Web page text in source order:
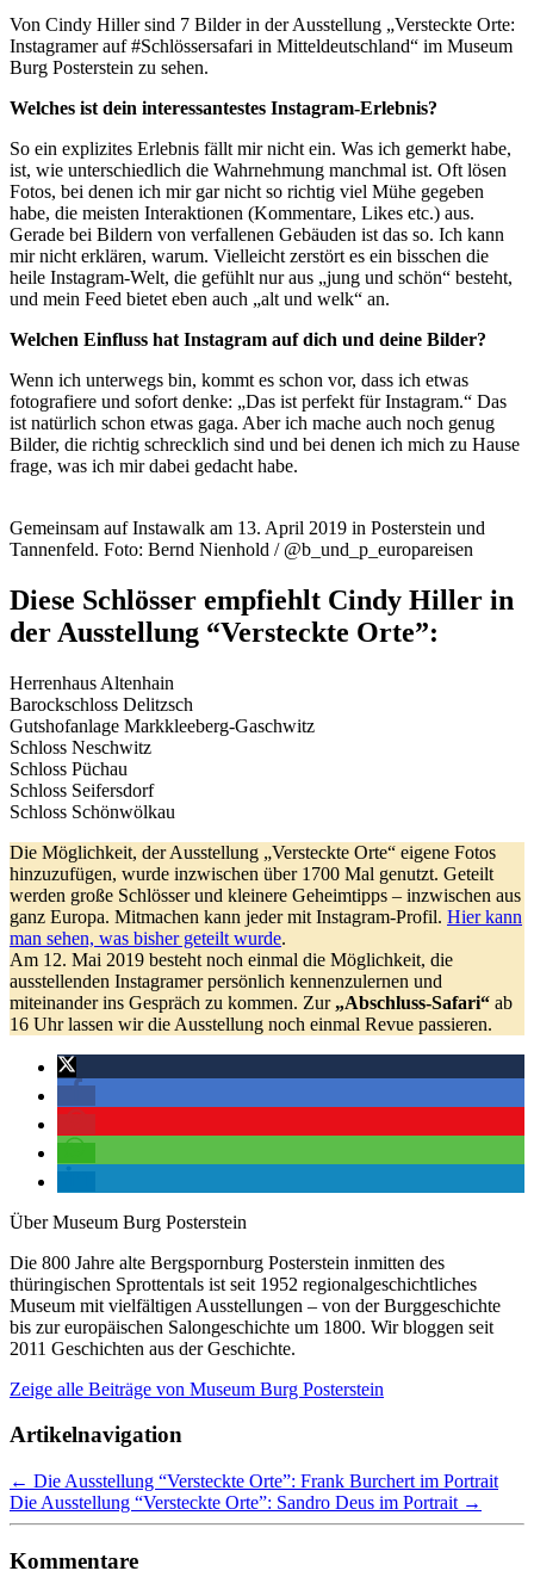
Von Cindy Hiller sind 7 Bilder in der Ausstellung „Versteckte Orte:
Instagramer auf #Schlössersafari in Mitteldeutschland“ im Museum
Burg Posterstein zu sehen.
Welches ist dein interessantestes Instagram-Erlebnis?
So ein explizites Erlebnis fällt mir nicht ein. Was ich gemerkt habe,
ist, wie unterschiedlich die Wahrnehmung manchmal ist. Oft lösen
Fotos, bei denen ich mir gar nicht so richtig viel Mühe gegeben
habe, die meisten Interaktionen (Kommentare, Likes etc.) aus.
Gerade bei Bildern von verfallenen Gebäuden ist das so. Ich kann
mir nicht erklären, warum. Vielleicht zerstört es ein bisschen die
heile Instagram-Welt, die gefühlt nur aus „jung und schön“ besteht,
und mein Feed bietet eben auch „alt und welk“ an.
Welchen Einfluss hat Instagram auf dich und deine Bilder?
Wenn ich unterwegs bin, kommt es schon vor, dass ich etwas
fotografiere und sofort denke: „Das ist perfekt für Instagram.“ Das
ist natürlich schon etwas gaga. Aber ich mache auch noch genug
Bilder, die richtig schrecklich sind und bei denen ich mich zu Hause
frage, was ich mir dabei gedacht habe.
Gemeinsam auf Instawalk am 13. April 2019 in Posterstein und
Tannenfeld. Foto: Bernd Nienhold / @b_und_p_europareisen
Diese Schlösser empfiehlt Cindy Hiller in
der Ausstellung “Versteckte Orte”:
Herrenhaus Altenhain
Barockschloss Delitzsch
Gutshofanlage Markkleeberg-Gaschwitz
Schloss Neschwitz
Schloss Püchau
Schloss Seifersdorf
Schloss Schönwölkau
Die Möglichkeit, der Ausstellung „Versteckte Orte“ eigene Fotos
hinzuzufügen, wurde inzwischen über 1700 Mal genutzt. Geteilt
werden große Schlösser und kleinere Geheimtipps – inzwischen aus
ganz Europa. Mitmachen kann jeder mit Instagram-Profil. Hier kann
man sehen, was bisher geteilt wurde.
Am 12. Mai 2019 besteht noch einmal die Möglichkeit, die
ausstellenden Instagramer persönlich kennenzulernen und
miteinander ins Gespräch zu kommen. Zur „Abschluss-Safari“ ab
16 Uhr lassen wir die Ausstellung noch einmal Revue passieren.
Über Museum Burg Posterstein
Die 800 Jahre alte Bergspornburg Posterstein inmitten des
thüringischen Sprottentals ist seit 1952 regionalgeschichtliches
Museum mit vielfältigen Ausstellungen – von der Burggeschichte
bis zur europäischen Salongeschichte um 1800. Wir bloggen seit
2011 Geschichten aus der Geschichte.
Zeige alle Beiträge von Museum Burg Posterstein
Artikelnavigation
← Die Ausstellung “Versteckte Orte”: Frank Burchert im Portrait
Die Ausstellung “Versteckte Orte”: Sandro Deus im Portrait →
Kommentare